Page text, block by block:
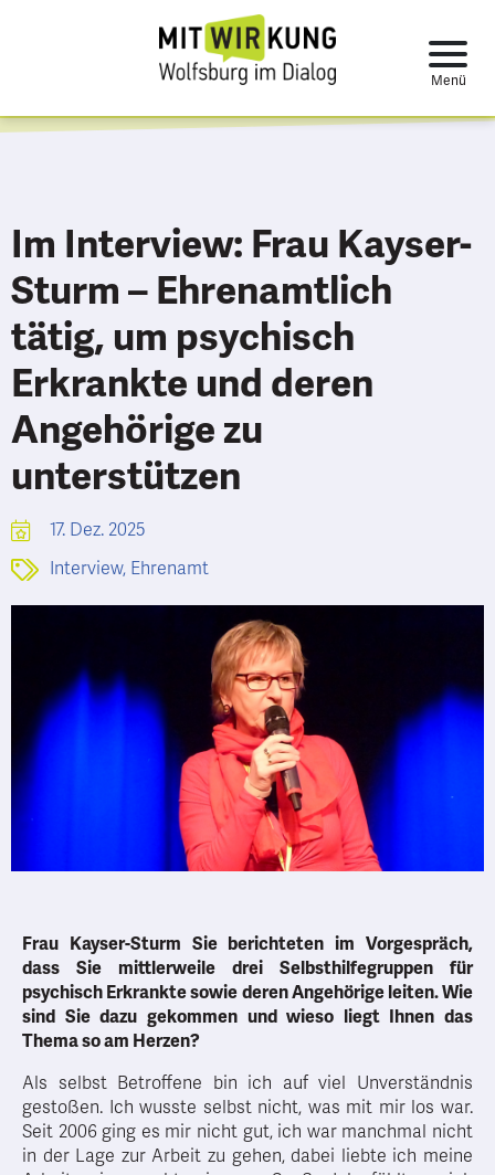
Im Interview: Frau Kayser-
Sturm – Ehrenamtlich
tätig, um psychisch
Erkrankte und deren
Angehörige zu
unterstützen
17. Dez. 2025
Interview, Ehrenamt
Frau Kayser-Sturm Sie berichteten im Vorgespräch,
dass Sie mittlerweile drei Selbsthilfegruppen für
psychisch Erkrankte sowie deren Angehörige leiten. Wie
sind Sie dazu gekommen und wieso liegt Ihnen das
Thema so am Herzen?
Als selbst Betroffene bin ich auf viel Unverständnis
gestoßen. Ich wusste selbst nicht, was mit mir los war.
Seit 2006 ging es mir nicht gut, ich war manchmal nicht
in der Lage zur Arbeit zu gehen, dabei liebte ich meine